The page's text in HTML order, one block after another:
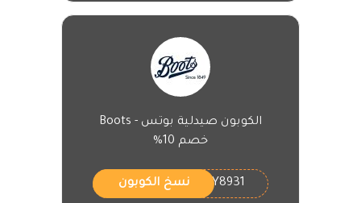
الكوبون صيدلية بوتس - Boots
خصم 10%
Y8931 نسخ الكوبون